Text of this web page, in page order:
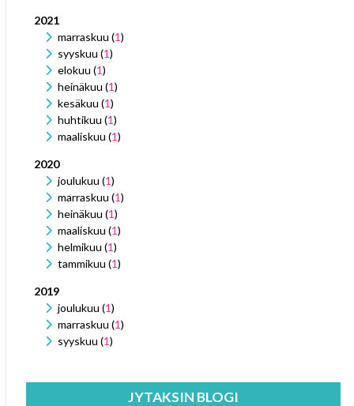
2021
marraskuu (1)
syyskuu (1)
elokuu (1)
heinäkuu (1)
kesäkuu (1)
huhtikuu (1)
maaliskuu (1)
2020
joulukuu (1)
marraskuu (1)
heinäkuu (1)
maaliskuu (1)
helmikuu (1)
tammikuu (1)
2019
joulukuu (1)
marraskuu (1)
syyskuu (1)
JYTAKSIN BLOGI